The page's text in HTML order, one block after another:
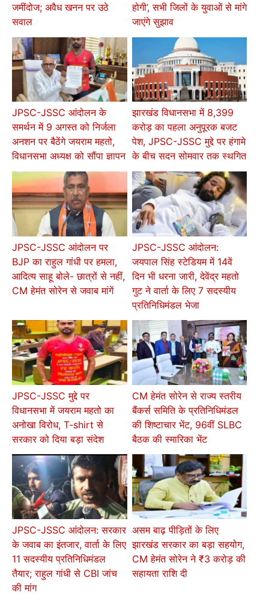
जमींदोज; अवैध खनन पर उठे
सवाल
होगी’, सभी जिलों के युवाओं से मांगे
जाएंगे सुझाव
JPSC-JSSC आंदोलन के
समर्थन में 9 अगस्त को निर्जला
अनशन पर बैठेंगे जयराम महतो,
विधानसभा अध्यक्ष को सौंपा ज्ञापन
झारखंड विधानसभा में 8,399
करोड़ का पहला अनुपूरक बजट
पेश, JPSC-JSSC मुद्दे पर हंगामे
के बीच सदन सोमवार तक स्थगित
JPSC-JSSC आंदोलन पर
BJP का राहुल गांधी पर हमला,
आदित्य साहू बोले- छात्रों से नहीं,
CM हेमंत सोरेन से जवाब मांगें
JPSC-JSSC आंदोलन:
जयपाल सिंह स्टेडियम में 14वें
दिन भी धरना जारी, देवेंद्र महतो
गुट ने वार्ता के लिए 7 सदस्यीय
प्रतिनिधिमंडल भेजा
JPSC-JSSC मुद्दे पर
विधानसभा में जयराम महतो का
अनोखा विरोध, T-shirt से
सरकार को दिया बड़ा संदेश
CM हेमंत सोरेन से राज्य स्तरीय
बैंकर्स समिति के प्रतिनिधिमंडल
की शिष्टाचार भेंट, 96वीं SLBC
बैठक की स्मारिका भेंट
JPSC-JSSC आंदोलन: सरकार
के जवाब का इंतजार, वार्ता के लिए
11 सदस्यीय प्रतिनिधिमंडल
तैयार; राहुल गांधी से CBI जांच
की मांग
असम बाढ़ पीड़ितों के लिए
झारखंड सरकार का बड़ा सहयोग,
CM हेमंत सोरेन ने ₹3 करोड़ की
सहायता राशि दी